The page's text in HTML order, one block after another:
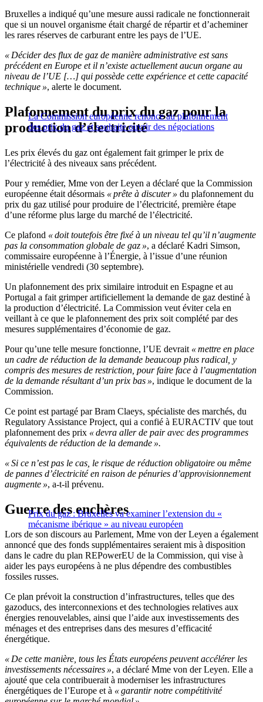
Bruxelles a indiqué qu’une mesure aussi radicale ne fonctionnerait
que si un nouvel organisme était chargé de répartir et d’acheminer
les rares réserves de carburant entre les pays de l’UE.
« Décider des flux de gaz de manière administrative est sans
précédent en Europe et il n’existe actuellement aucun organe au
niveau de l’UE […] qui possède cette expérience et cette capacité
technique », alerte le document.
La Commission européenne renonce au plafonnement
des prix du gaz et souhaite ouvrir des négociations
Plafonnement du prix du gaz pour la
production d’électricité
Les prix élevés du gaz ont également fait grimper le prix de
l’électricité à des niveaux sans précédent.
Pour y remédier, Mme von der Leyen a déclaré que la Commission
européenne était désormais « prête à discuter » du plafonnement du
prix du gaz utilisé pour produire de l’électricité, première étape
d’une réforme plus large du marché de l’électricité.
Ce plafond « doit toutefois être fixé à un niveau tel qu’il n’augmente
pas la consommation globale de gaz », a déclaré Kadri Simson,
commissaire européenne à l’Énergie, à l’issue d’une réunion
ministérielle vendredi (30 septembre).
Un plafonnement des prix similaire introduit en Espagne et au
Portugal a fait grimper artificiellement la demande de gaz destiné à
la production d’électricité. La Commission veut éviter cela en
veillant à ce que le plafonnement des prix soit complété par des
mesures supplémentaires d’économie de gaz.
Pour qu’une telle mesure fonctionne, l’UE devrait « mettre en place
un cadre de réduction de la demande beaucoup plus radical, y
compris des mesures de restriction, pour faire face à l’augmentation
de la demande résultant d’un prix bas », indique le document de la
Commission.
Ce point est partagé par Bram Claeys, spécialiste des marchés, du
Regulatory Assistance Project, qui a confié à EURACTIV que tout
plafonnement des prix « devra aller de pair avec des programmes
équivalents de réduction de la demande ».
« Si ce n’est pas le cas, le risque de réduction obligatoire ou même
de pannes d’électricité en raison de pénuries d’approvisionnement
augmente », a-t-il prévenu.
Prix du gaz : Bruxelles va examiner l’extension du «
mécanisme ibérique » au niveau européen
Guerre des enchères
Lors de son discours au Parlement, Mme von der Leyen a également
annoncé que des fonds supplémentaires seraient mis à disposition
dans le cadre du plan REPowerEU de la Commission, qui vise à
aider les pays européens à ne plus dépendre des combustibles
fossiles russes.
Ce plan prévoit la construction d’infrastructures, telles que des
gazoducs, des interconnexions et des technologies relatives aux
énergies renouvelables, ainsi que l’aide aux investissements des
ménages et des entreprises dans des mesures d’efficacité
énergétique.
« De cette manière, tous les États européens peuvent accélérer les
investissements nécessaires », a déclaré Mme von der Leyen. Elle a
ajouté que cela contribuerait à moderniser les infrastructures
énergétiques de l’Europe et à « garantir notre compétitivité